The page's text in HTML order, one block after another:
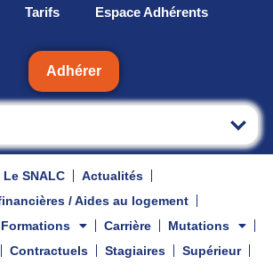
Tarifs Espace Adhérents
Adhérer
Le SNALC
Actualités
/ Aides au logement
Carrière
Mutations
Contractuels Stagiaires
Supérieur